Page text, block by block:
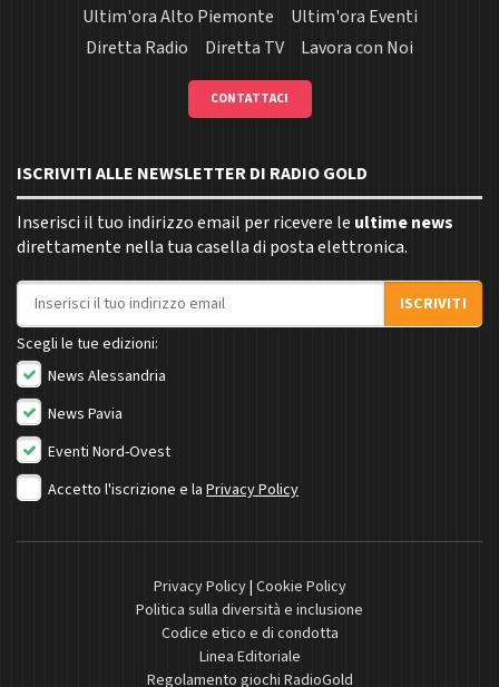
Ultim'ora Alto Piemonte
Ultim'ora Eventi
Diretta Radio
Diretta TV Lavora con Noi
CONTATTACI
ISCRIVITI ALLE NEWSLETTER DI RADIO GOLD
Inserisci il tuo indirizzo email per ricevere le ultime news
direttamente nella tua casella di posta elettronica.
Indirizzo email
ISCRIVITI
Scegli le tue edizioni:
News Alessandria
News Pavia
Eventi Nord-Ovest
Accetto l'iscrizione e la Privacy Policy
Privacy Policy| Cookie Policy
Politica sulla diversità e inclusione
Codice etico e di condotta
Linea Editoriale
Regolamento giochi RadioGold